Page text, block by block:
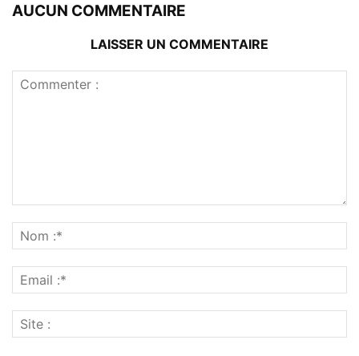
AUCUN COMMENTAIRE
LAISSER UN COMMENTAIRE